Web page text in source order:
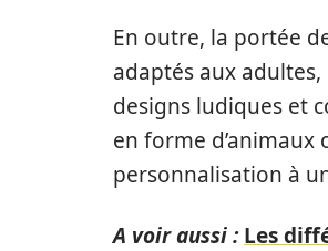
En outre, la portée
adaptés aux
designs ludiques et
en forme d’animaux
personnalisation à
A voir aussi : Les